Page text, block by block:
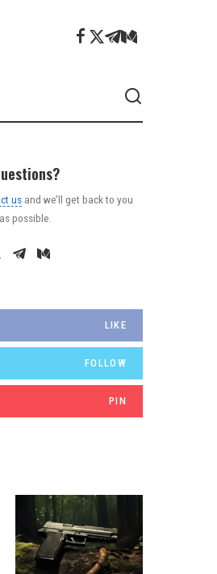
usand we’ll get back to you
possible.
LIKE
FOLLOW
PIN